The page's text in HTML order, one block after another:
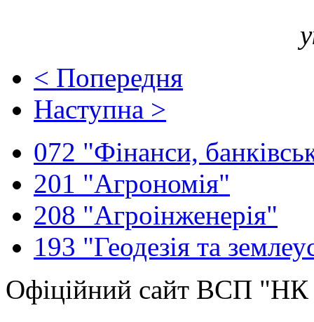
< Попередня
Наступна >
072 "Фінанси,
201 "Агрономія"
208 "Агроінженерія"
193 "Геодезія та
Офіційний сайт ВСП